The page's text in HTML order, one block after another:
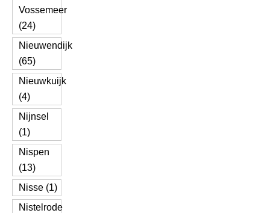
Vossemeer
(24)
Nieuwendijk
(65)
Nieuwkuijk
(4)
Nijnsel
(1)
Nispen
(13)
Nisse (1)
Nistelrode